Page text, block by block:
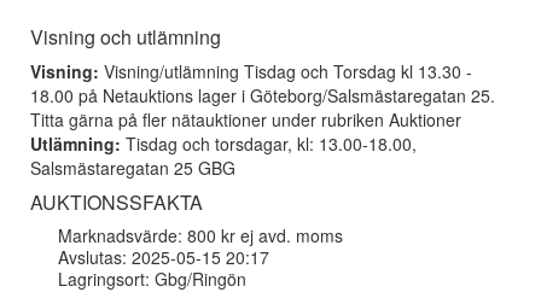
Visning och utlämning
Visning: Visning/utlämning Tisdag och Torsdag kl 13.30 -
18.00 på Netauktions lager i Göteborg/Salsmästaregatan 25.
Titta gärna på fler nätauktioner under rubriken Auktioner
Utlämning: Tisdag och torsdagar, kl: 13.00-18.00,
Salsmästaregatan 25 GBG
AUKTIONSSFAKTA
Marknadsvärde: 800 kr ej avd. moms
Avslutas: 2025-05-15 20:17
Lagringsort: Gbg/Ringön